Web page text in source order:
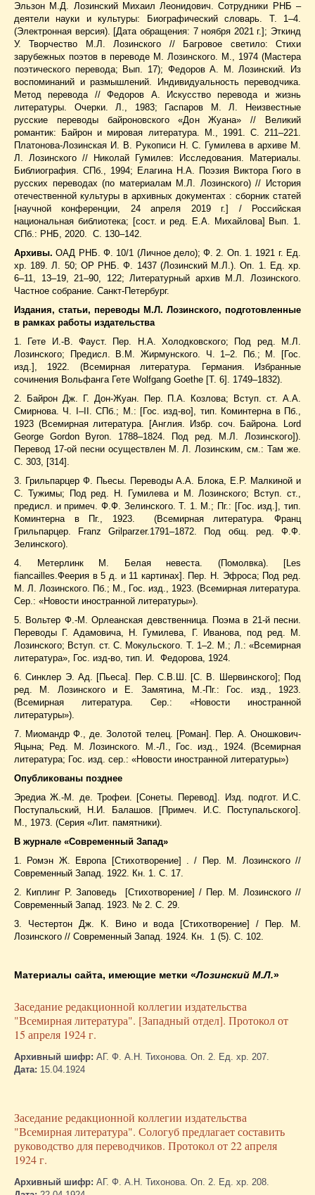
Эльзон М.Д. Лозинский Михаил Леонидович. Сотрудники РНБ –
деятели науки и культуры: Биографический словарь. Т. 1–4.
(Электронная версия). [Дата обращения: 7 ноября 2021 г.]; Эткинд
У. Творчество М.Л. Лозинского // Багровое светило: Стихи
зарубежных поэтов в переводе М. Лозинского. М., 1974 (Мастера
поэтического перевода; Вып. 17); Федоров А. М. Лозинский. Из
воспоминаний и размышлений. Индивидуальность переводчика.
Метод перевода // Федоров А. Искусство перевода и жизнь
литературы. Очерки. Л., 1983; Гаспаров М. Л. Неизвестные
русские переводы байроновского «Дон Жуана» // Великий
романтик: Байрон и мировая литература. М., 1991. C. 211–221.
Платонова-Лозинская И. В. Рукописи Н. С. Гумилева в архиве М.
Л. Лозинского // Николай Гумилев: Исследования. Материалы.
Библиография. СПб., 1994; Елагина Н.А. Поэзия Виктора Гюго в
русских переводах (по материалам М.Л. Лозинского) // История
отечественной культуры в архивных документах : сборник статей
[научной конференции, 24 апреля 2019 г.] / Российская
национальная библиотека; [сост. и ред. Е.А. Михайлова] Вып. 1.
СПб.: РНБ, 2020. C. 130–142.
Архивы. ОАД РНБ. Ф. 10/1 (Личное дело); Ф. 2. Оп. 1. 1921 г. Ед.
хр. 189. Л. 50; ОР РНБ. Ф. 1437 (Лозинский М.Л.). Оп. 1. Ед. хр.
6–11, 13–19, 21–90, 122; Литературный архив М.Л. Лозинского.
Частное собрание. Санкт-Петербург.
Издания, статьи, переводы М.Л. Лозинского, подготовленные
в рамках работы издательства
1. Гете И.-В. Фауст. Пер. Н.А. Холодковского; Под ред. М.Л.
Лозинского; Предисл. В.М. Жирмунского. Ч. 1–2. Пб.; М. [Гос.
изд.], 1922. (Всемирная литература. Германия. Избранные
сочинения Вольфанга Гете Wolfgang Goethe [Т. 6]. 1749–1832).
2. Байрон Дж. Г. Дон-Жуан. Пер. П.А. Козлова; Вступ. ст. А.А.
Смирнова. Ч. I–II. СПб.; М.: [Гос. изд-во], тип. Коминтерна в Пб.,
1923 (Всемирная литература. [Англия. Избр. соч. Байрона. Lord
George Gordon Byron. 1788–1824. Под ред. М.Л. Лозинского]).
Перевод 17-ой песни осуществлен М. Л. Лозинским, см.: Там же.
С. 303, [314].
3. Грильпарцер Ф. Пьесы. Переводы А.А. Блока, Е.Р. Малкиной и
С. Тужимы; Под ред. Н. Гумилева и М. Лозинского; Вступ. ст.,
предисл. и примеч. Ф.Ф. Зелинского. Т. 1. М.; Пг.: [Гос. изд.], тип.
Коминтерна в Пг., 1923. (Всемирная литература. Франц
Грильпарцер. Franz Grilparzer.1791–1872. Под общ. ред. Ф.Ф.
Зелинского).
4. Метерлинк М. Белая невеста. (Помолвка). [Les
fiancailles.Феерия в 5 д. и 11 картинах]. Пер. Н. Эфроса; Под ред.
М. Л. Лозинского. Пб.; М., Гос. изд., 1923. (Всемирная литература.
Сер.: «Новости иностранной литературы»).
5. Вольтер Ф.-М. Орлеанская девственница. Поэма в 21-й песни.
Переводы Г. Адамовича, Н. Гумилева, Г. Иванова, под ред. М.
Лозинского; Вступ. ст. С. Мокульского. Т. 1–2. М.; Л.: «Всемирная
литература», Гос. изд-во, тип. И. Федорова, 1924.
6. Синклер Э. Ад. [Пьеса]. Пер. С.В.Ш. [С. В. Шервинского]; Под
ред. М. Лозинского и Е. Замятина, М.-Пг.: Гос. изд., 1923.
(Всемирная литература. Сер.: «Новости иностранной
литературы»).
7. Миомандр Ф., де. Золотой телец. [Роман]. Пер. А. Оношкович-
Яцына; Ред. М. Лозинского. М.-Л., Гос. изд., 1924. (Всемирная
литература; Гос. изд. сер.: «Новости иностранной литературы»)
Опубликованы позднее
Эредиа Ж.-М. де. Трофеи. [Сонеты. Перевод]. Изд. подгот. И.С.
Поступальский, Н.И. Балашов. [Примеч. И.С. Поступальского].
М., 1973. (Серия «Лит. памятники).
В журнале «Современный Запад»
1. Ромэн Ж. Европа [Стихотворение] . / Пер. М. Лозинского //
Современный Запад. 1922. Кн. 1. С. 17.
2. Киплинг Р. Заповедь [Стихотворение] / Пер. М. Лозинского //
Современный Запад. 1923. № 2. С. 29.
3. Честертон Дж. К. Вино и вода [Стихотворение] / Пер. М.
Лозинского // Современный Запад. 1924. Кн. 1 (5). С. 102.
Материалы сайта, имеющие метки «Лозинский М.Л.»
Заседание редакционной коллегии издательства
"Всемирная литература". [Западный отдел]. Протокол от
15 апреля 1924 г.
Архивный шифр: АГ. Ф. А.Н. Тихонова. Оп. 2. Ед. хр. 207.
Дата: 15.04.1924
Заседание редакционной коллегии издательства
"Всемирная литература". Сологуб предлагает составить
руководство для переводчиков. Протокол от 22 апреля
1924 г.
Архивный шифр: АГ. Ф. А.Н. Тихонова. Оп. 2. Ед. хр. 208.